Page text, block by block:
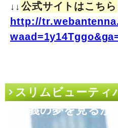
↓↓ 公式サイトはこちら
http://
スリムビューティ
等主義の夢を見るか